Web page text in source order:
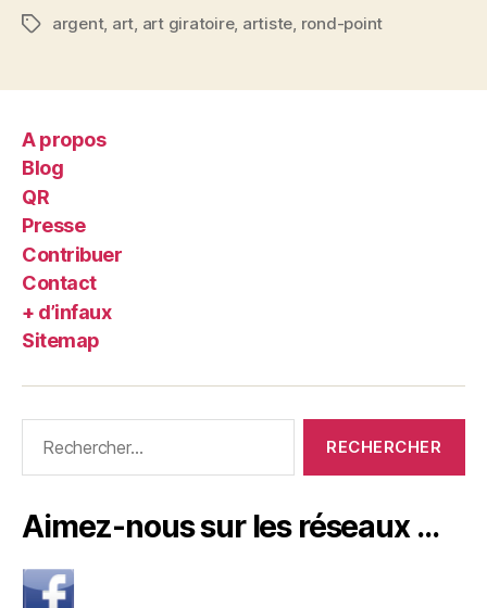
Étiquettes
argent, art, art giratoire, artiste, rond-point
A propos
Blog
QR
Presse
Contribuer
Contact
+ d’infaux
Sitemap
Aimez-nous sur les réseaux …